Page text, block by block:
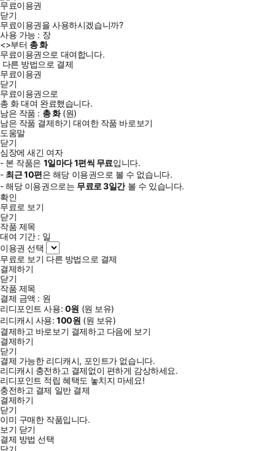
무료이용권
닫기
무료이용권을 사용하시겠습니까?
사용 가능 : 장
<>부터 총화
무료이용권으로 대여합니다.
다른 방법으로 결제
무료이용권
닫기
무료이용권으로
총 화대여 완료했습니다.
남은 작품 : 총화(원)
남은 작품 결제하기 대여한 작품 바로보기
도움말
닫기
심장에 새긴 여자
- 본 작품은 1일마다1편씩 무료입니다.
- 최근10편은 해당 이용권으로 볼 수 없습니다.
- 해당 이용권으로는 무료로3일간볼 수 있습니다.
확인
무료로 보기
닫기
작품 제목
대여 기간 : 일
이용권 선택
무료로 보기 다른 방법으로 결제
결제하기
닫기
작품 제목
결제 금액 : 원
리디포인트 사용: 0원 (원 보유)
리디캐시 사용:100원 (원 보유)
결제하고 바로보기 결제하고 다음에 보기
결제하기
닫기
결제 가능한 리디캐시, 포인트가 없습니다.
리디캐시 충전하고 결제없이 편하게 감상하세요.
리디포인트 적립 혜택도 놓치지 마세요!
충전하고 결제 일반 결제
결제하기
닫기
이미 구매한 작품입니다.
보기 닫기
결제 방법 선택
닫기